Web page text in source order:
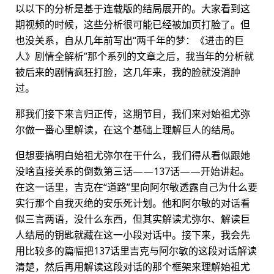
以以下的分析是基于连载版的结局展开的。大家看到这
期视频的时候，这些分析很可能已经被加页打脸了。但
也没关系，自从几年前写出“两千年的梦：《进击的巨
人》剧情全解析”那个系列的文章之后，我当年的分析就
被后来的剧情疯狂打脸，这几年来，我的脸就没消肿
过。
那我们接下来言归正传，这期节目，我们来对始祖尤弥
尔做一番心里解读，在这个基础上理解巨人的结局。
但想要搞明白始祖尤弥尔在干什么，我们得从看似跟她
没啥直接关系的倒数第三话——137话——开始讲起。
在这一话里，吉克在“道路”里向阿尔敏透露自己为什么要
实行那个自我灭绝的安乐死计划。他和阿尔敏的对话看
似三言两语，没什么东西，但其实解读尤弥尔、解读巨
人结局的钥匙就藏在这一小段对话中。接下来，我会先
用比较多的篇幅把137话里吉克与阿尔敏的这段对话解读
清楚，然后再用解读这段对话的那个框架来理解始祖尤